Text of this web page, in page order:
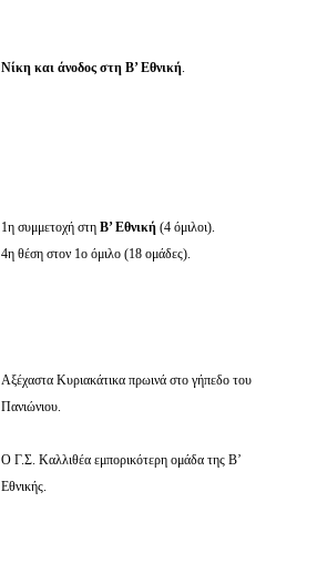
Νίκη και άνοδος στη Β’ Εθνική.
1η συμμετοχή στη Β’ Εθνική (4 όμιλοι).
4η θέση στον 1ο όμιλο (18 ομάδες).
Αξέχαστα Κυριακάτικα πρωινά στο γήπεδο του
Πανιώνιου.
Ο Γ.Σ. Καλλιθέα εμπορικότερη ομάδα της Β’
Εθνικής.